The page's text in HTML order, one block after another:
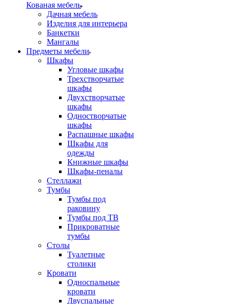
Кованая мебель
Дачная мебель
Изделия для интерьера
Банкетки
Мангалы
Предметы мебели
Шкафы
Угловые шкафы
Трехстворчатые
шкафы
Двухстворчатые
шкафы
Одностворчатые
шкафы
Распашные шкафы
Шкафы для
одежды
Книжные шкафы
Шкафы-пеналы
Стеллажи
Тумбы
Тумбы под
раковину
Тумбы под ТВ
Прикроватные
тумбы
Столы
Туалетные
столики
Кровати
Односпальные
кровати
Двуспальные